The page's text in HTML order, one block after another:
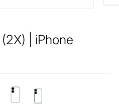
| iPhone
iphone-iphone-